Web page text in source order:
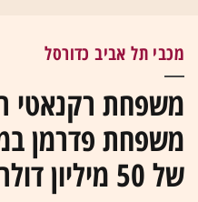
מכבי תל אביב כדורסל
משפחת רקנאטי
משפחת פדרמן
של 50 מיליון דולר